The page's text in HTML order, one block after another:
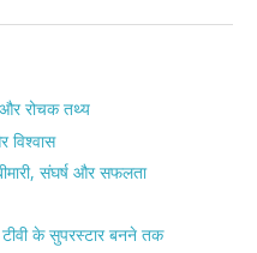
और रोचक तथ्य
विश्वास
संघर्ष और सफलता
के सुपरस्टार बनने तक